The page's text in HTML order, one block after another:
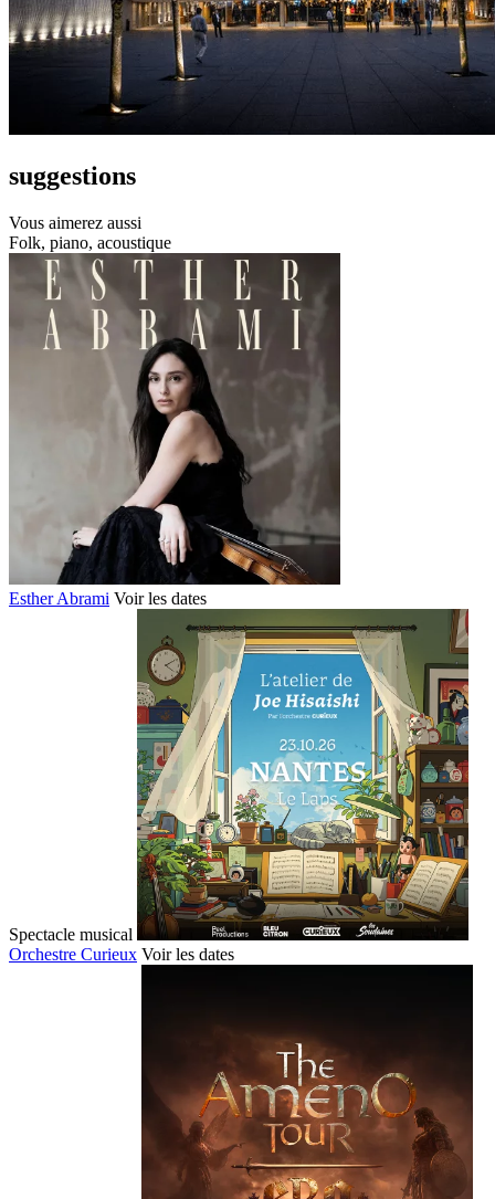
suggestions
Vous aimerez aussi
Folk, piano, acoustique
Esther Abrami Voir les dates
Spectacle musical
Orchestre Curieux Voir les dates